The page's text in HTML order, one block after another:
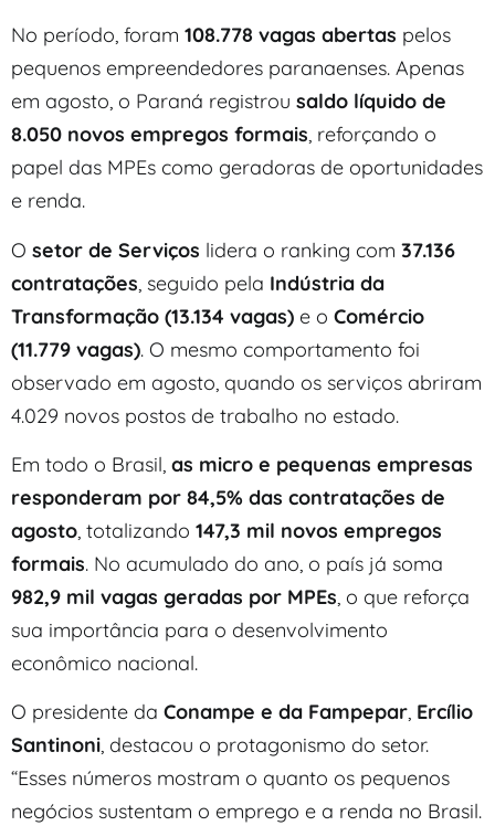
No período, foram 108.778 vagas abertas pelos
pequenos empreendedores paranaenses. Apenas
em agosto, o Paraná registrou saldo líquido de
8.050 novos empregos formais, reforçando o
papel das MPEs como geradoras de oportunidades
e renda.
O setor de Serviços lidera o ranking com 37.136
contratações , seguido pela Indústria da
Transformação (13.134 vagas) e o Comércio
(11.779 vagas). O mesmo comportamento foi
observado em agosto, quando os serviços abriram
4.029 novos postos de trabalho no estado.
Em todo o Brasil, as micro e pequenas empresas
responderam por 84,5% das contratações de
agosto, totalizando 147,3 mil novos empregos
formais. No acumulado do ano, o país já soma
982,9 mil vagas geradas por MPEs, o que reforça
sua importância para o desenvolvimento
econômico nacional.
O presidente da Conampe e da Fampepar, Ercílio
Santinoni, destacou o protagonismo do setor.
“Esses números mostram o quanto os pequenos
negócios sustentam o emprego e a renda no Brasil.